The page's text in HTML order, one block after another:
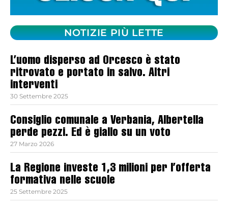
NOTIZIE PIÙ LETTE
L’uomo disperso ad Orcesco è stato
ritrovato e portato in salvo. Altri
interventi
30 Settembre 2025
Consiglio comunale a Verbania, Albertella
perde pezzi. Ed è giallo su un voto
27 Marzo 2026
La Regione investe 1,3 milioni per l’offerta
formativa nelle scuole
25 Settembre 2025